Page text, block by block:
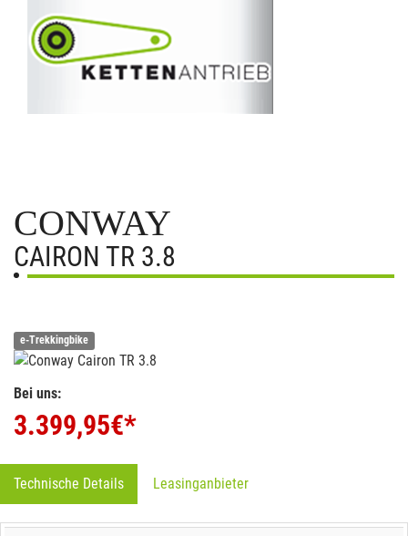
CONWAY
CAIRON TR 3.8
e-Trekkingbike
Bei uns:
3.399,95€*
Technische Details Leasinganbieter